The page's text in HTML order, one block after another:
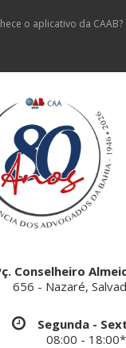
o aplicativo da CAAB?
Conselheiro
656 - Nazaré,
Segunda -
08:00 - 18:00*